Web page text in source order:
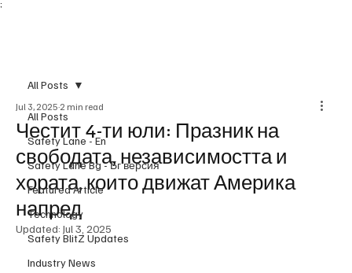
;
All Posts
Safety Lane - En
Safety Lane Bg - Бг версия
Featured Article
Technology
Safety BlitZ Updates
Industry News
All Posts
Честит 4-ти юли: Празник на
свободата, независимостта и
хората, които движат Америка
напред
Jul 3, 2025 2 min read
Updated: Jul 3, 2025